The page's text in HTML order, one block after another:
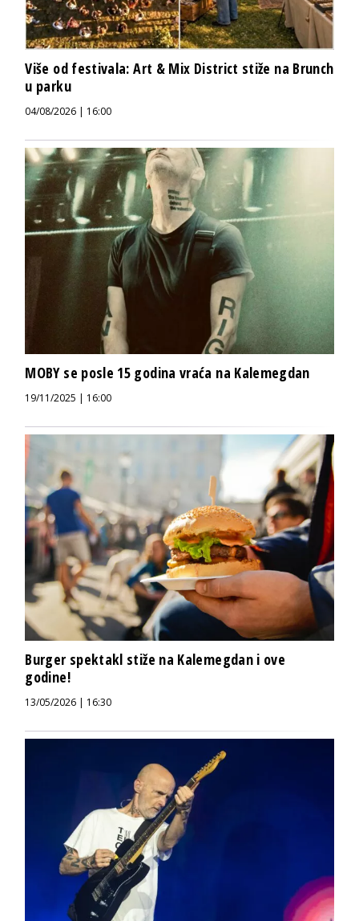
Više od festivala: Art & Mix District stiže na Brunch
u parku
04/08/2026 | 16:00
MOBY se posle 15 godina vraća na Kalemegdan
19/11/2025 | 16:00
Burger spektakl stiže na Kalemegdan i ove
godine!
13/05/2026 | 16:30